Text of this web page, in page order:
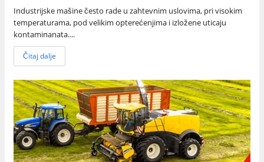
Industrijske mašine često rade u zahtevnim uslovima, pri visokim
temperaturama, pod velikim opterećenjima i izložene uticaju
kontaminanata....
Čitaj dalje